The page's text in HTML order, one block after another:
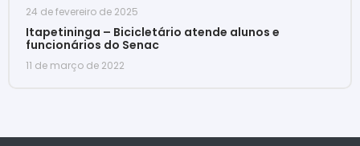
24 de fevereiro de 2025
Itapetininga – Bicicletário atende alunos e
funcionários do Senac
11 de março de 2022